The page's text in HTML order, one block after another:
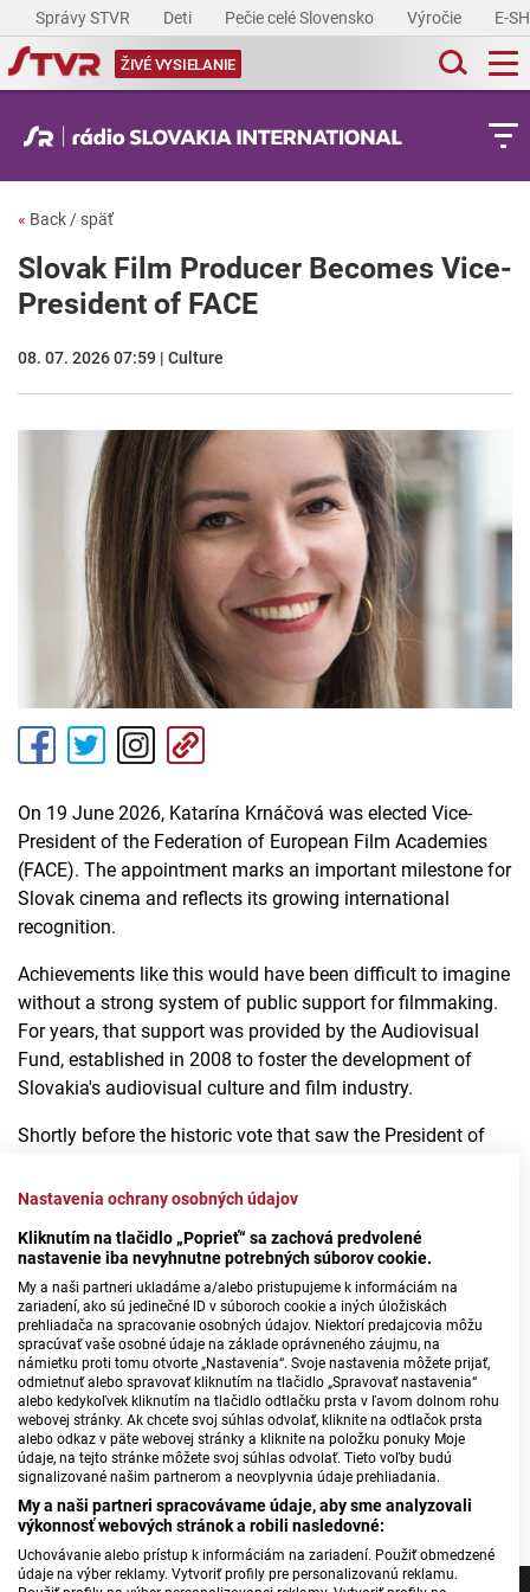
Nastavenia ochrany osobných údajov
Kliknutím na tlačidlo „Poprieť“ sa zachová predvolené
nastavenie iba nevyhnutne potrebných súborov cookie.
My a naši partneri ukladáme a/alebo pristupujeme k informáciám na
zariadení, ako sú jedinečné ID v súboroch cookie a iných úložiskách
prehliadača na spracovanie osobných údajov. Niektorí predajcovia môžu
spracúvať vaše osobné údaje na základe oprávneného záujmu, na
námietku proti tomu otvorte „Nastavenia“. Svoje nastavenia môžete prijať,
odmietnuť alebo spravovať kliknutím na tlačidlo „Spravovať nastavenia“
alebo kedykoľvek kliknutím na tlačidlo odtlačku prsta v ľavom dolnom rohu
webovej stránky. Ak chcete svoj súhlas odvolať, kliknite na odtlačok prsta
alebo odkaz v päte webovej stránky a kliknite na položku ponuky Moje
údaje, na tejto stránke môžete svoj súhlas odvolať. Tieto voľby budú
signalizované našim partnerom a neovplyvnia údaje prehliadania.
My a naši partneri spracovávame údaje, aby sme analyzovali
výkonnosť webových stránok a robili nasledovné:
Uchovávanie alebo prístup k informáciám na zariadení. Použiť obmedzené
údaje na výber reklamy. Vytvoriť profily pre personalizovanú reklamu.
Správy STVR Deti Pečie celé Slovensko Výročie E-
ŽIVÉ VYSIELANIE
« Back / späť
Slovak Film Producer Becomes Vice-
President of FACE
08. 07. 2026 07:59 | Culture
On 19 June 2026, Katarína Krnáčová was elected Vice-
President of the Federation of European Film Academies
(FACE). The appointment marks an important milestone for
Slovak cinema and reflects its growing international
recognition.
Achievements like this would have been difficult to imagine
without a strong system of public support for filmmaking.
For years, that support was provided by the Audiovisual
Fund, established in 2008 to foster the development of
Slovakia's audiovisual culture and film industry.
Shortly before the historic vote that saw the President of
prestigious European post, I sat down with Katarína
Flood, a film she co-produced, and more.
Slovak Film Producer Vice President FACE
Máte problém s prehrávaním?Nahláste nám chybu v prehrávači.
Martina Greňová Šimkovičová; Photo: SFTA